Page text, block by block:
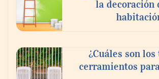
la decoración
¿Cuáles son
cerramientos